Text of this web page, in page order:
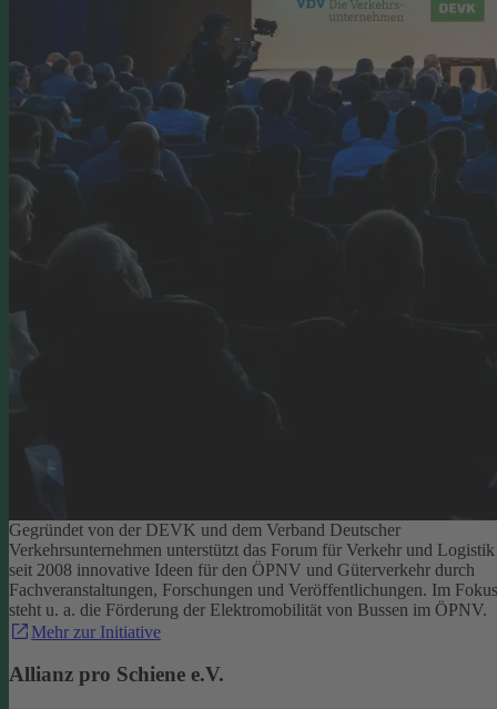
Gegründet von der DEVK und dem Verband Deutscher
Verkehrsunternehmen unterstützt das Forum für Verkehr und Logistik
seit 2008 innovative Ideen für den ÖPNV und Güterverkehr durch
Fachveranstaltungen, Forschungen und Veröffentlichungen. Im Fokus
steht u. a. die Förderung der Elektromobilität von Bussen im ÖPNV.
Mehr zur Initiative
Allianz pro Schiene e.V.